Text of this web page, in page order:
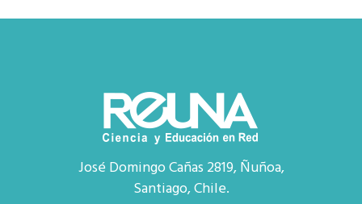
José Domingo Cañas 2819, Ñuñoa,
Santiago, Chile.